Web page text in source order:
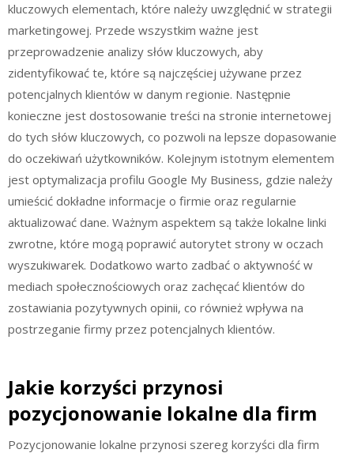
kluczowych elementach, które należy uwzględnić w strategii
marketingowej. Przede wszystkim ważne jest
przeprowadzenie analizy słów kluczowych, aby
zidentyfikować te, które są najczęściej używane przez
potencjalnych klientów w danym regionie. Następnie
konieczne jest dostosowanie treści na stronie internetowej
do tych słów kluczowych, co pozwoli na lepsze dopasowanie
do oczekiwań użytkowników. Kolejnym istotnym elementem
jest optymalizacja profilu Google My Business, gdzie należy
umieścić dokładne informacje o firmie oraz regularnie
aktualizować dane. Ważnym aspektem są także lokalne linki
zwrotne, które mogą poprawić autorytet strony w oczach
wyszukiwarek. Dodatkowo warto zadbać o aktywność w
mediach społecznościowych oraz zachęcać klientów do
zostawiania pozytywnych opinii, co również wpływa na
postrzeganie firmy przez potencjalnych klientów.
Jakie korzyści przynosi
pozycjonowanie lokalne dla firm
Pozycjonowanie lokalne przynosi szereg korzyści dla firm